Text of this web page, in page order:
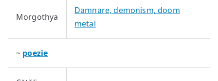
Morgothya
Damnare, demonism, doom
metal
~ poezie